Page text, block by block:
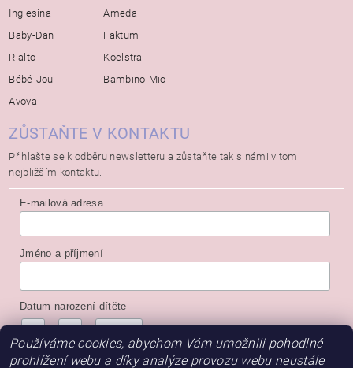
Inglesina
Baby-Dan
Rialto
Bébé-Jou
Avova
Ameda
Faktum
Koelstra
Bambino-Mio
ZŮSTAŇTE V KONTAKTU
Přihlašte se k odběru newsletteru a zůstaňte tak s námi v tom
nejbližším kontaktu.
E-mailová adresa
Jméno a příjmení
Datum narození dítěte
Používáme cookies, abychom Vám umožnili pohodlné
prohlížení webu a díky analýze provozu webu neustále